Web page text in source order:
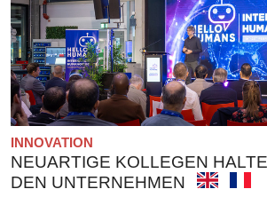
INNOVATION
NEUARTIGE KOLLEGEN
DEN UNTERNEHMEN